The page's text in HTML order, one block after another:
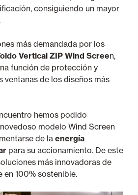
consiguiendo un mayor
más demandada por los
Vertical ZIP Wind Screen,
función de protección y
ventanas de los diseños más
hemos podido
modelo Wind Screen
de la energía
para su accionamiento. De este
más innovadoras de
en 100% sostenible.